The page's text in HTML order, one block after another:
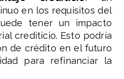
en los requisitos del
tener un impacto
crediticio. Esto podría
de crédito en el futuro
para refinanciar la